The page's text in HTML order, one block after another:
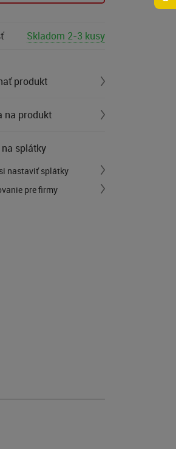
Skladom 2-3 kusy
produkt
na produkt
splátky
nastaviť splátky
pre firmy